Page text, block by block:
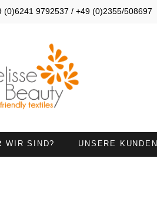
(0)6241 9792537 / +49 (0)2355/508697
WIR SIND? UNSERE KUNDEN